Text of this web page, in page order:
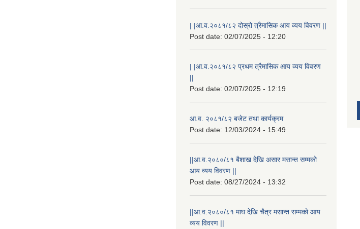
| |आ.व.२०८१/८२ दोस्रो त्रैमासिक आय व्यय विवरण ||
Post date: 02/07/2025 - 12:20
| |आ.व.२०८१/८२ प्रथम त्रैमासिक आय व्यय विवरण
||
Post date: 02/07/2025 - 12:19
आ.व. २०८१/८२ बजेट तथा कार्यक्रम
Post date: 12/03/2024 - 15:49
||आ.व.२०८०/८१ बैशाख देखि असार मसान्त सम्मको
आय व्यय विवरण ||
Post date: 08/27/2024 - 13:32
||आ.व.२०८०/८१ माघ देखि चैत्र मसान्त सम्मको आय
व्यय विवरण ||